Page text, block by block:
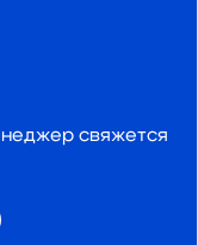
свяжется